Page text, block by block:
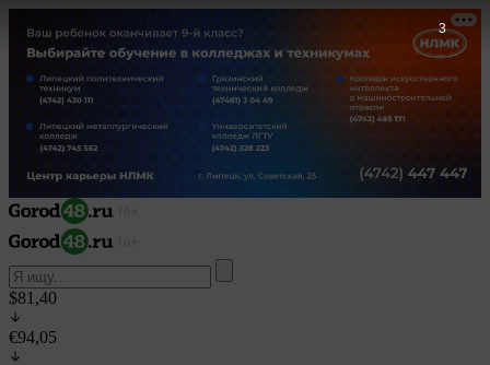
$81,40
€94,05
1